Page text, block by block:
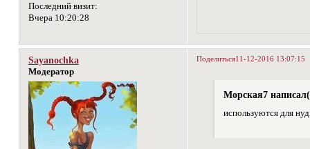
Последний визит:
Вчера 10:20:28
Поделиться11-12-2016 13:07:15
Sayanochka
Модератор
Морская7
используются для